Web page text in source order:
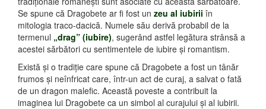
Se spune că Dragobete ar fi fost un zeu al iubirii în
mitologia traco-dacică. Numele său derivă probabil de la
termenul „drag” (iubire), sugerând astfel legătura strânsă a
acestei sărbători cu sentimentele de iubire și romantism.
Există și o tradiție care spune că Dragobete a fost un tânăr
frumos și neînfricat care, într-un act de curaj, a salvat o fată
de un dragon malefic. Această poveste a contribuit la
imaginea lui Dragobete ca un simbol al curajului și al iubirii.